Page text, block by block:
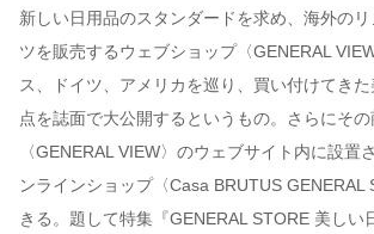
新しい日用品のスタンダードを求め、海外の
ツを販売するウェブショップ〈GENERAL
ス、ドイツ、アメリカを巡り、買い付けてき
点を誌面で大公開するというもの。さらにそ
〈GENERAL VIEW〉のウェブサイト内に設置
ンラインショップ〈Casa BRUTUS GENERAL
きる。題して特集『GENERAL STORE 美しい